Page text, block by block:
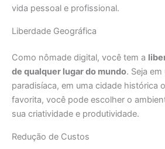
vida pessoal e profissional.
Liberdade Geográfica
Como nômade digital, você tem a
de qualquer lugar do mundo. Seja
paradisíaca, em uma cidade histórica
favorita, você pode escolher o
sua criatividade e produtividade.
Redução de Custos